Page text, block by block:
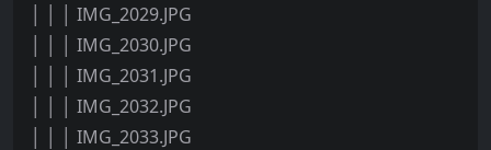
│ │ │ IMG_2029.JPG
│ │ │ IMG_2030.JPG
│ │ │ IMG_2031.JPG
│ │ │ IMG_2032.JPG
│ │ │ IMG_2033.JPG